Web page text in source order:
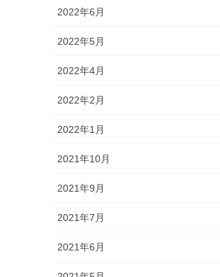
2022年6月
2022年5月
2022年4月
2022年2月
2022年1月
2021年10月
2021年9月
2021年7月
2021年6月